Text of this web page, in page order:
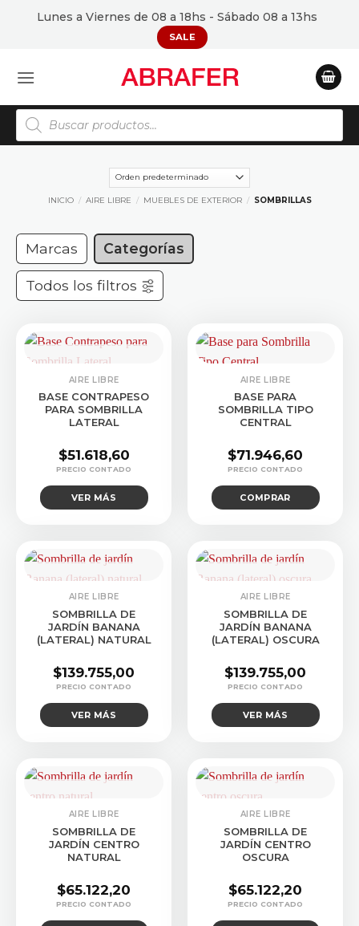
Lunes a Viernes de 08 a 18hs - Sábado 08 a 13hs
SALE
Búsqueda
de
productos
INICIO / AIRE LIBRE / MUEBLES DE EXTERIOR / SOMBRILLAS
Marcas Categorías
Todos los filtros
AIRE LIBRE
BASE CONTRAPESO
PARA SOMBRILLA
LATERAL
$51.618,60
VER MÁS
AIRE LIBRE
BASE PARA
SOMBRILLA TIPO
CENTRAL
$71.946,60
COMPRAR
AIRE LIBRE
SOMBRILLA DE
JARDÍN BANANA
(LATERAL) NATURAL
$139.755,00
VER MÁS
AIRE LIBRE
SOMBRILLA DE
JARDÍN BANANA
(LATERAL) OSCURA
$139.755,00
VER MÁS
AIRE LIBRE
SOMBRILLA DE
JARDÍN CENTRO
NATURAL
$65.122,20
AIRE LIBRE
SOMBRILLA DE
JARDÍN CENTRO
OSCURA
$65.122,20